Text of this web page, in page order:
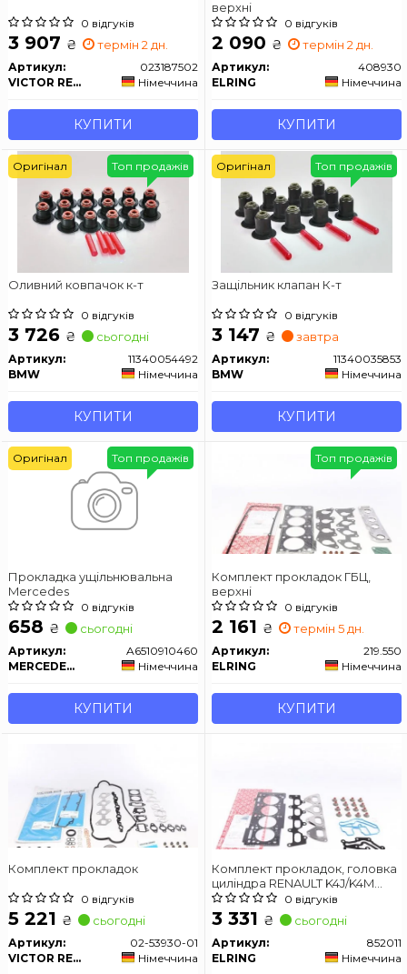
0 відгуків
3 907 ₴ термін 2 дн.
Артикул:
023187502
VICTOR REINZ
Німеччина
КУПИТИ
верхні
0 відгуків
2 090 ₴ термін 2 дн.
Артикул:
408930
ELRING
Німеччина
КУПИТИ
Оливний ковпачок к-т
0 відгуків
3 726 ₴ сьогодні
Артикул:
11340054492
BMW
Німеччина
КУПИТИ
Топ продажів
Оригінал
Защільник клапан К-т
0 відгуків
3 147 ₴ завтра
Артикул:
11340035853
BMW
Німеччина
КУПИТИ
Топ продажів
Оригінал
Прокладка ущільнювальна
Mercedes
0 відгуків
658 ₴ сьогодні
Артикул:
A6510910460
MERCEDES-BENZ
Німеччина
КУПИТИ
Топ продажів
Оригінал
Комплект прокладок ГБЦ,
верхні
0 відгуків
2 161 ₴ термін 5 дн.
Артикул:
219.550
ELRING
Німеччина
КУПИТИ
Топ продажів
Комплект прокладок
0 відгуків
5 221 ₴ сьогодні
Артикул:
02-53930-01
VICTOR REINZ
Німеччина
Комплект прокладок, головка
циліндра RENAULT K4J/K4M
(вир-во Elring)0 відгуків
3 331 ₴ сьогодні
Артикул:
852011
ELRING
Німеччина